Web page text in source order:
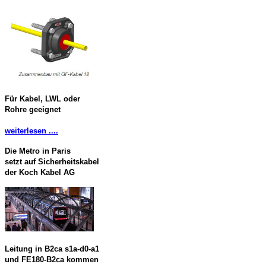
Für Kabel, LWL oder
Rohre geeignet
weiterlesen ....
Die Metro in Paris
setzt auf Sicherheitskabel
der Koch Kabel AG
Leitung in B2ca s1a-d0-a1
und FE180-B2ca kommen